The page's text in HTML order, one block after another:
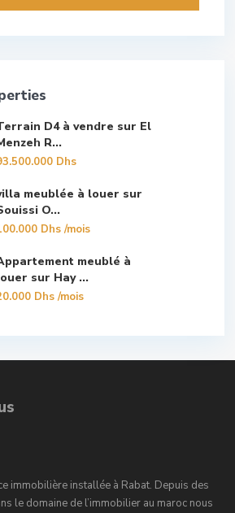
D4 à vendre sur El
R...
Dhs
meublée à louer sur
O...
Dhs/mois
meublé à
sur Hay ...
Dhs/mois
immobilière installée à Rabat. Depuis des
le domaine de l’immobilier au maroc nous